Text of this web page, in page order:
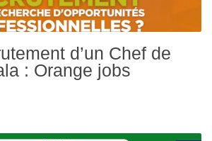
d’un Chef de
: Orange jobs